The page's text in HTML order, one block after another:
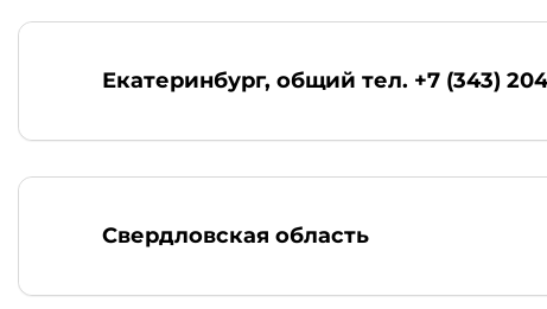
Екатеринбург, общий тел. +7 (343)
Свердловская область